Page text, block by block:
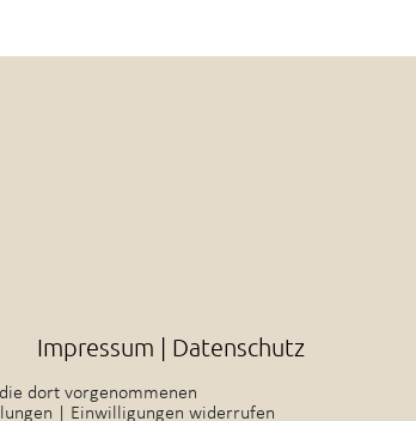
Impressum | Datenschutz
dort vorgenommenen
Einwilligungen widerrufen